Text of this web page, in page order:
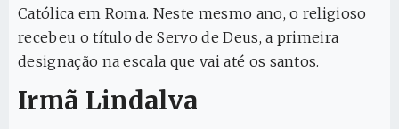
Católica em Roma. Neste mesmo ano, o religioso
recebeu o título de Servo de Deus, a primeira
designação na escala que vai até os santos.
Irmã Lindalva